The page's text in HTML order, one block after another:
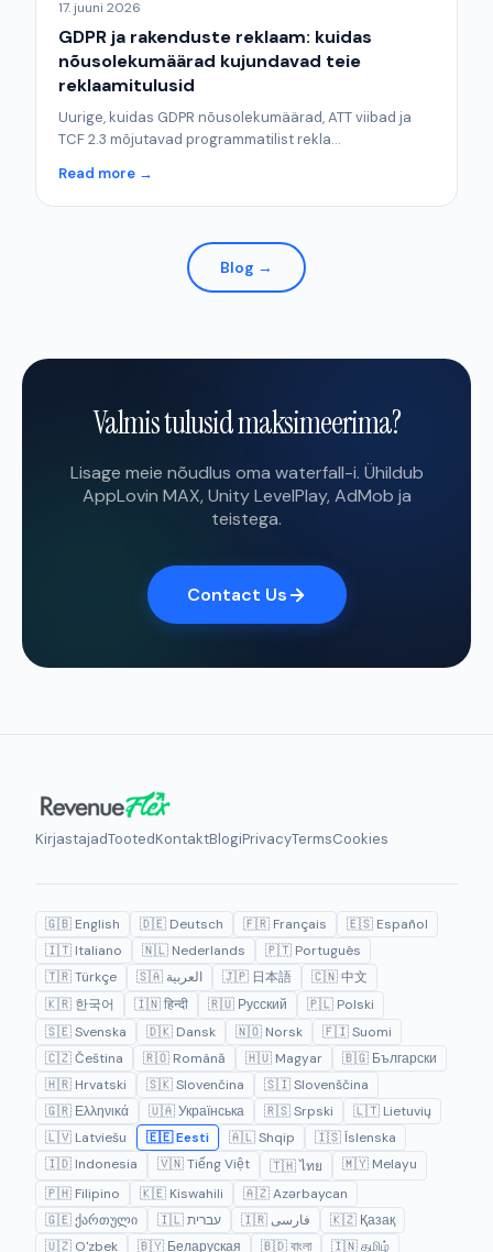
17. juuni 2026
GDPR ja rakenduste reklaam: kuidas
nõusolekumäärad kujundavad teie
reklaamitulusid
Uurige, kuidas GDPR nõusolekumäärad, ATT viibad ja
TCF 2.3 mõjutavad programmatilist rekla...
Read more →
Blog →
Valmis tulusid maksimeerima?
Lisage meie nõudlus oma waterfall-i. Ühildub
AppLovin MAX, Unity LevelPlay, AdMob ja
teistega.
Contact Us
KirjastajadTootedKontaktBlogiPrivacyTermsCookies
🇬🇧 English 🇩🇪 Deutsch 🇫🇷 Français
🇪🇸 Español
🇮🇹 Italiano
🇳🇱 Nederlands
🇵🇹 Português
🇹🇷 Türkçe
🇸🇦 العربية 🇯🇵 日本語
🇨🇳 中文
🇰🇷 한국어
🇮🇳 हिन्दी 🇷🇺 Русский
🇵🇱 Polski
🇸🇪 Svenska
🇩🇰 Dansk 🇳🇴 Norsk
🇫🇮 Suomi
🇨🇿 Čeština
🇷🇴 Română 🇭🇺 Magyar
🇧🇬 Български
🇭🇷 Hrvatski
🇸🇰 Slovenčina
🇸🇮 Slovenščina
🇬🇷 Ελληνικά
🇺🇦 Українська 🇷🇸 Srpski
🇱🇹 Lietuvių
🇱🇻 Latviešu
🇪🇪 Eesti 🇦🇱 Shqip
🇮🇸 Íslenska
🇮🇩 Indonesia
🇻🇳 Tiếng Việt 🇹🇭 ไทย
🇲🇾 Melayu
🇵🇭 Filipino
🇰🇪 Kiswahili
🇦🇿 Azərbaycan
🇬🇪 ქართული
🇮🇱 עברית 🇮🇷 فارسی
🇰🇿 Қазақ
🇺🇿 O'zbek
🇧🇾 Беларуская 🇧🇩 বাংলা 🇮🇳 தமிழ்